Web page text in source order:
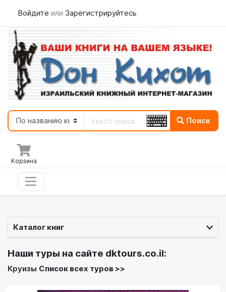
Войдите или Зарегистрируйтесь
Поиск
Корзина
Каталог книг
Наши туры на сайте dktours.co.il:
Круизы Список всех туров >>